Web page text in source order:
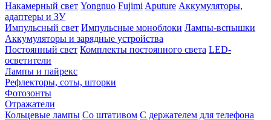
Накамерный свет Yongnuo Fujimi Aputure Аккумуляторы,
адаптеры и ЗУ
Импульсный свет Импульсные моноблоки Лампы-вспышки
Аккумуляторы и зарядные устройства
Постоянный свет Комплекты постоянного света LED-
осветители
Лампы и пайрекс
Рефлекторы, соты, шторки
Фотозонты
Отражатели
Кольцевые лампы Со штативом С держателем для телефона